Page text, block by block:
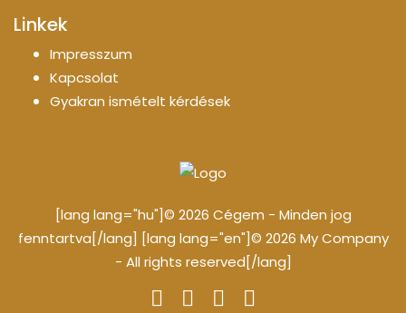
Linkek
Impresszum
Kapcsolat
Gyakran ismételt kérdések
[lang lang="hu"]© 2026 Cégem - Minden jog
fenntartva[/lang] [lang lang="en"]© 2026 My Company
- All rights reserved[/lang]